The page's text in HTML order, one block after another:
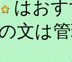
はお
文は